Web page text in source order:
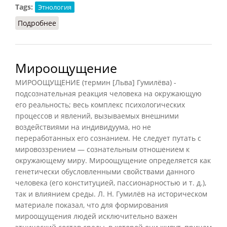
Tags: Этнология
Подробнее
Мироощущение
МИРООЩУЩЕНИЕ (термин [Льва] Гумилёва) -
подсознательная реакция человека на окружающую
его реальность; весь комплекс психологических
процессов и явлений, вызываемых внешними
воздействиями на индивидуума, но не
переработанных его сознанием. Не следует путать с
мировоззрением — сознательным отношением к
окружающему миру. Мироощущение определяется как
генетически обусловленными свойствами данного
человека (его конституцией, пассионарностью и т. д.),
так и влиянием среды. Л. Н. Гумилёв на историческом
материале показал, что для формирования
мироощущения людей исключительно важен